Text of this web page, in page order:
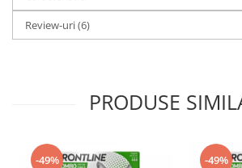
Review-uri(6)
PRODUSE
-49% -49%